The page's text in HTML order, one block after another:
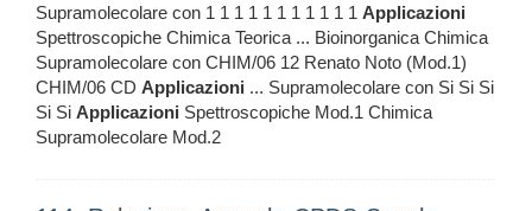
Supramolecolare con 1 1 1 1 1 1 1 1 1 1 1 Applicazioni
Spettroscopiche Chimica Teorica ... Bioinorganica Chimica
Supramolecolare con CHIM/06 12 Renato Noto (Mod.1)
CHIM/06 CD Applicazioni ... Supramolecolare con Si Si Si
Si Si Applicazioni Spettroscopiche Mod.1 Chimica
Supramolecolare Mod.2